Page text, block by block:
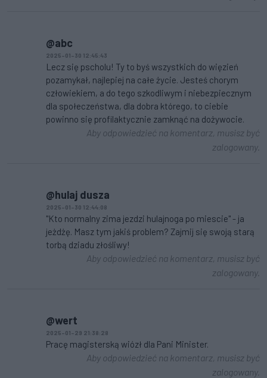
@abc
2025-01-30 12:45:43
Lecz się pscholu! Ty to byś wszystkich do więzień
pozamykał, najlepiej na całe życie. Jesteś chorym
człowiekiem, a do tego szkodliwym i niebezpiecznym
dla społeczeństwa, dla dobra którego, to ciebie
powinno się profilaktycznie zamknąć na dożywocie.
Aby odpowiedzieć na komentarz, musisz być
zalogowany.
@hulaj dusza
2025-01-30 12:44:08
"Kto normalny zima jezdzi hulajnoga po miescie" - ja
jeżdżę. Masz tym jakiś problem? Zajmij się swoją starą
torbą dziadu złośliwy!
Aby odpowiedzieć na komentarz, musisz być
zalogowany.
@wert
2025-01-29 21:38:28
Pracę magisterską wiózł dla Pani Minister.
Aby odpowiedzieć na komentarz, musisz być
zalogowany.